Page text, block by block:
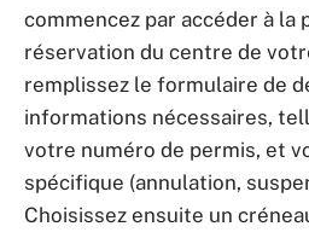
commencez par accéder à la
réservation du centre de
remplissez le formulaire de
informations nécessaires,
votre numéro de permis, et
spécifique (annulation,
Choisissez ensuite un